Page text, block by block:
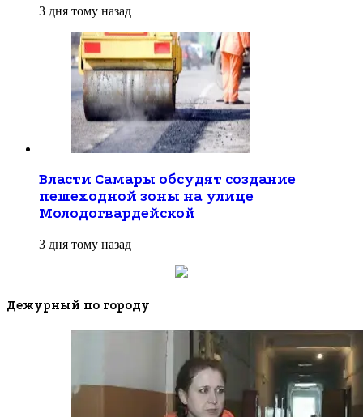
3 дня тому назад
Власти Самары обсудят создание
пешеходной зоны на улице
Молодогвардейской
3 дня тому назад
Дежурный по городу